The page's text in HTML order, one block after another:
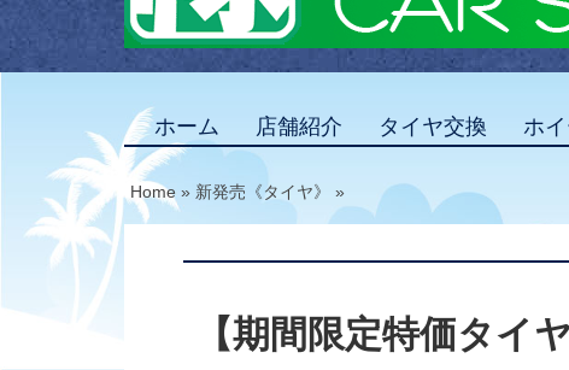
ホーム 店舗紹介 タイヤ交換 ホ
Home » 新発売《タイヤ》 »
【期間限定特価タイ